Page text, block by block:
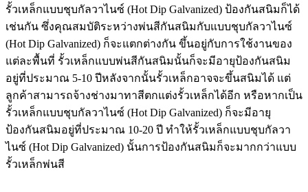
รั้วเหล็กแบบชุบกัลวาไนซ์ (Hot Dip Galvanized) ป้องกันสนิมก็ได้
เช่นกัน ซึ่งคุณสมบัติระหว่างพ่นสีกันสนิมกับแบบชุบกัลวาไนซ์
(Hot Dip Galvanized) ก็จะแตกต่างกัน ขึ้นอยู่กับการใช้งานของ
แต่ละพื้นที่ รั้วเหล็กแบบพ่นสีกันสนิมนั้นก็จะมีอายุป้องกันสนิม
อยู่ที่ประมาณ 5-10 ปีหลังจากนั้นรั้วเหล็กอาจจะขึ้นสนิมได้ แต่
ลูกค้าสามารถจ้างช่างมาทาสีตกแต่งรั้วเหล็กได้อีก หรือหากเป็น
รั้วเหล็กแบบชุบกัลวาไนซ์ (Hot Dip Galvanized) ก็จะมีอายุ
ป้องกันสนิมอยู่ที่ประมาณ 10-20 ปี ทำให้รั้วเหล็กแบบชุบกัลวา
ไนซ์ (Hot Dip Galvanized) นั้นการป้องกันสนิมก็จะมากกว่าแบบ
รั้วเหล็กพ่นสี